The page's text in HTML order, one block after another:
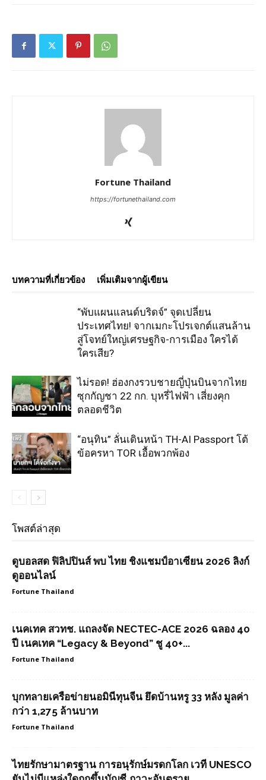
Fortune Thailand
https://fortunethailand.com
บทความที่เกี่ยวข้อง เพิ่มเติมจากผู้เขียน
“พับแผนแลนด์บริดจ์” จุดเปลี่ยน
ประเทศไทย! จากเมกะโปรเจกต์แสนล้าน
สู่โจทย์ใหญ่เศรษฐกิจ-การเมือง ใครได้
ใครเสีย?
ไม่รอด! ฮ่องกงรวบชายญี่ปุ่นบินจากไทย
ซุกกัญชา 22 กก. บุหรี่ไฟฟ้า เสี่ยงคุก
ตลอดชีวิต
“อนุทิน” ลั่นเดินหน้า TH-AI Passport โต้
ข้อครหา TOR เอื้อพวกพ้อง
โพสต์ล่าสุด
ดูบอลสด ฟิลิปปินส์ พบ ไทย ชิงแชมป์อาเซียน 2026 ลิงก์
ดูออนไลน์
Fortune Thailand
เนคเทค สวทช. แถลงจัด NECTEC-ACE 2026 ฉลอง 40
ปี เนคเทค “Legacy & Beyond” ชู 40+...
Fortune Thailand
บุกทลายเครือข่ายนอมินีทุนจีน ยึดบ้านหรู 33 หลัง มูลค่า
กว่า 1,275 ล้านบาท
Fortune Thailand
ไทยรักษามาตรฐาน การอนุรักษ์มรดกโลก เวที UNESCO